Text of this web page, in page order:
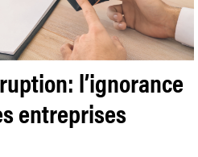
l’ignorance
entreprises